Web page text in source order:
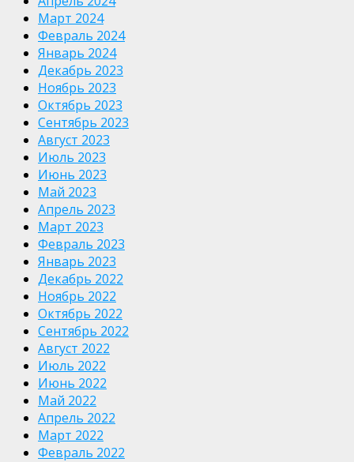
Март 2024
Февраль 2024
Январь 2024
Декабрь 2023
Ноябрь 2023
Октябрь 2023
Сентябрь 2023
Август 2023
Июль 2023
Июнь 2023
Май 2023
Апрель 2023
Март 2023
Февраль 2023
Январь 2023
Декабрь 2022
Ноябрь 2022
Октябрь 2022
Сентябрь 2022
Август 2022
Июль 2022
Июнь 2022
Май 2022
Апрель 2022
Март 2022
Февраль 2022